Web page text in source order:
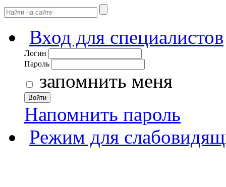
Вход для специалистов
Логин
Пароль
запомнить меня
Войти
Напомнить пароль
Режим для